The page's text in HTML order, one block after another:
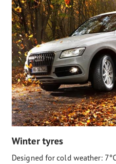
Winter tyres
Designed for cold weather: